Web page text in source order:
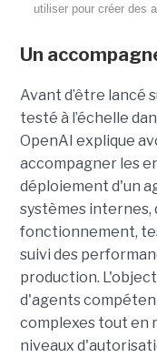
utiliser pour créer des
Un
Avant d’être lancé
testé à l’échelle
OpenAI explique
accompagner les
déploiement d'un
systèmes internes,
fonctionnement,
suivi des
production.
d'agents
complexes tout en
niveaux